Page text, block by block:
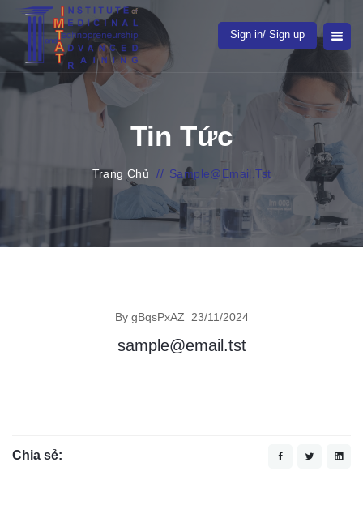
Sign in/ Sign up
Tin Tức
Trang Chủ // Sample@email.tst
By gBqsPxAZ 23/11/2024
sample@email.tst
Chia sẻ: